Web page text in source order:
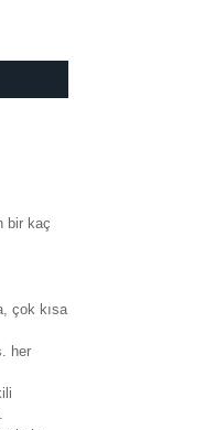
bir kaç
çok kısa
her